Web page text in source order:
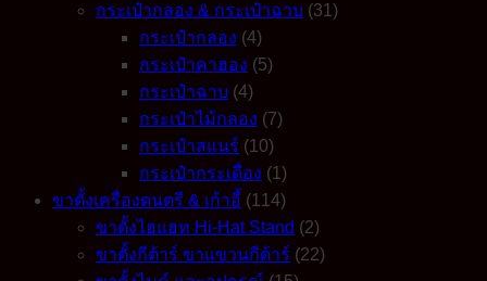
กระเป๋ากลอง & กระเป๋าฉาบ (31)
กระเป๋ากลอง (4)
กระเป๋าคาฮอง (5)
กระเป๋าฉาบ (4)
กระเป๋าไม้กลอง (7)
กระเป๋าสแนร์ (10)
กระเป๋ากระเดื่อง (1)
ขาตั้งเครื่องดนตรี & เก้าอี้ (114)
ขาตั้งไฮแฮท Hi-Hat Stand (2)
ขาตั้งกีต้าร์ ขาแขวนกีต้าร์ (22)